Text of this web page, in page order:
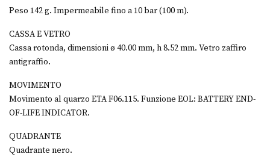
Peso 142 g. Impermeabile fino a 10 bar (100 m).
CASSA E VETRO
Cassa rotonda, dimensioni ø 40.00 mm, h 8.52 mm. Vetro zaffiro
antigraffio.
MOVIMENTO
Movimento al quarzo ETA F06.115. Funzione EOL: BATTERY END-
OF-LIFE INDICATOR.
QUADRANTE
Quadrante nero.